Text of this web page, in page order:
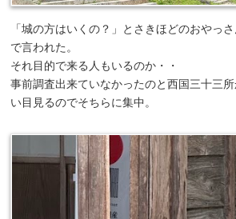
「城の方はいくの？」とさきほどのおやっ
で言われた。
それ目的で来る人もいるのか・・
事前調査出来ていなかったのと西国三十三
い目見るのでそちらに集中。